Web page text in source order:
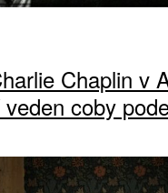
Chaplin v
coby